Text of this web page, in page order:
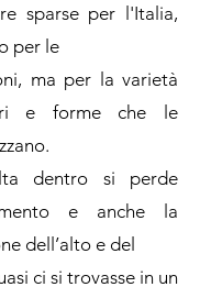
sparse per l'Italia,
per le
ma per la varietà
e forme che le
dentro si perde
e anche la
dell’alto e del
ci si trovasse in un